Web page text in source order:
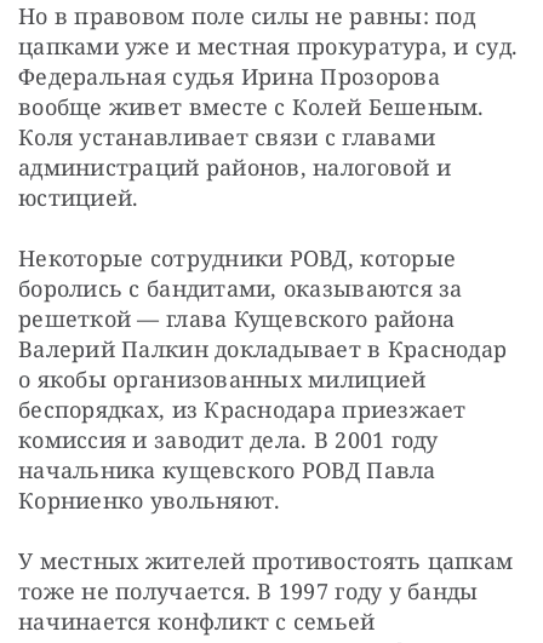
Но в правовом поле силы не равны: под
цапками уже и местная прокуратура, и суд.
Федеральная судья Ирина Прозорова
вообще живет вместе с Колей Бешеным.
Коля устанавливает связи с главами
администраций районов, налоговой и
юстицией.
Некоторые сотрудники РОВД, которые
боролись с бандитами, оказываются за
решеткой — глава Кущевского района
Валерий Палкин докладывает в Краснодар
о якобы организованных милицией
беспорядках, из Краснодара приезжает
комиссия и заводит дела. В 2001 году
начальника кущевского РОВД Павла
Корниенко увольняют.
У местных жителей противостоять цапкам
тоже не получается. В 1997 году у банды
начинается конфликт с семьей